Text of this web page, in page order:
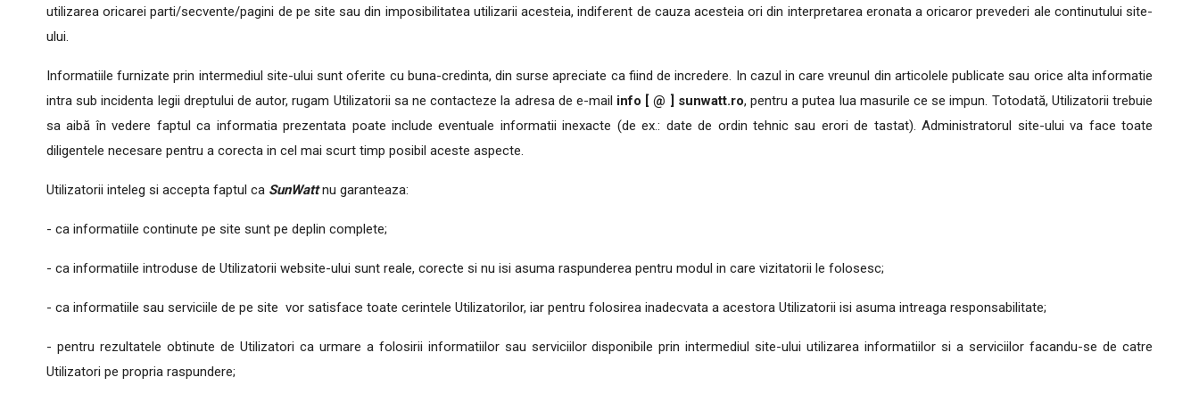
utilizarea oricarei parti/secvente/pagini de pe site sau din imposibilitatea utilizarii acesteia, indiferent de cauza acesteia ori din interpretarea eronata a oricaror prevederi ale continutului site-
ului.
Informatiile furnizate prin intermediul site-ului sunt oferite cu buna-credinta, din surse apreciate ca fiind de incredere. In cazul in care vreunul din articolele publicate sau orice alta informatie
intra sub incidenta legii dreptului de autor, rugam Utilizatorii sa ne contacteze la adresa de e-mail info [ @ ] sunwatt.ro, pentru a putea lua masurile ce se impun. Totodată, Utilizatorii trebuie
sa aibă în vedere faptul ca informatia prezentata poate include eventuale informatii inexacte (de ex.: date de ordin tehnic sau erori de tastat). Administratorul site-ului va face toate
diligentele necesare pentru a corecta in cel mai scurt timp posibil aceste aspecte.
Utilizatorii inteleg si accepta faptul ca SunWattnu garanteaza:
- ca informatiile continute pe site sunt pe deplin complete;
- ca informatiile introduse de Utilizatorii website-ului sunt reale, corecte si nu isi asuma raspunderea pentru modul in care vizitatorii le folosesc;
- ca informatiile sau serviciile de pe site vor satisface toate cerintele Utilizatorilor, iar pentru folosirea inadecvata a acestora Utilizatorii isi asuma intreaga responsabilitate;
- pentru rezultatele obtinute de Utilizatori ca urmare a folosirii informatiilor sau serviciilor disponibile prin intermediul site-ului utilizarea informatiilor si a serviciilor facandu-se de catre
Utilizatori pe propria raspundere;